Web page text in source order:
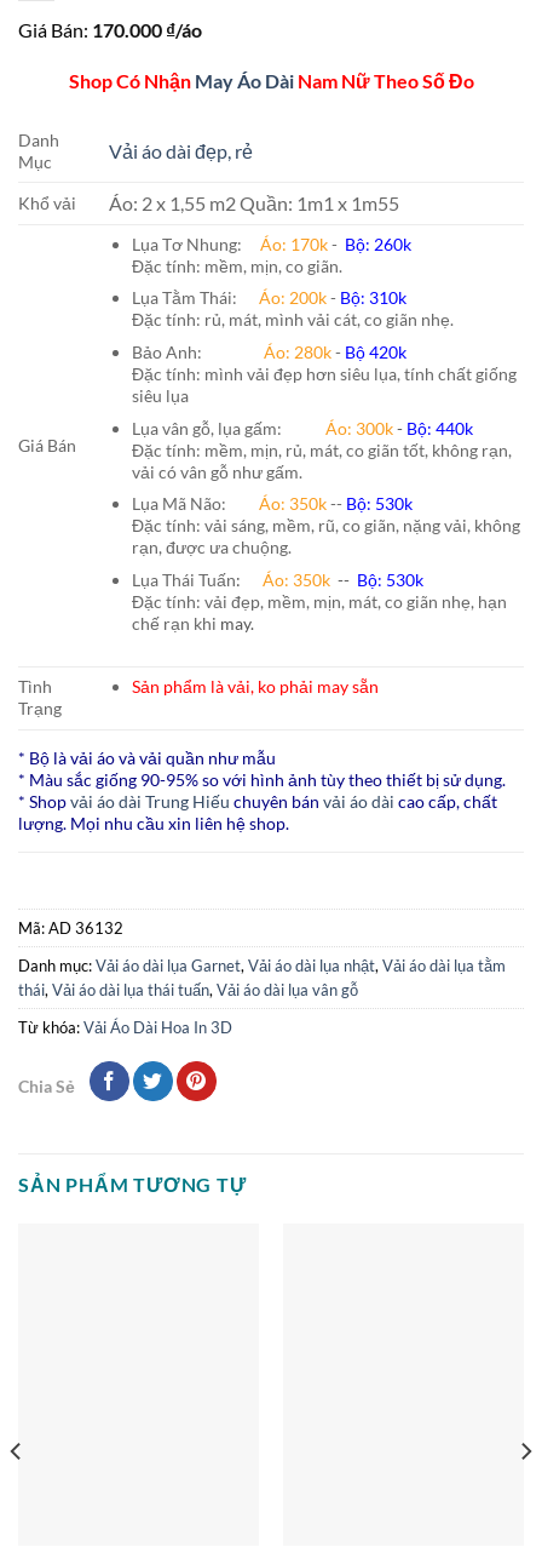
Giá Bán: 170.000 ₫/áo
Shop Có Nhận May Áo DàiNam Nữ Theo Số Đo
Danh
Mục
Vải áo dài đẹp, rẻ
Khổ vải Áo: 2 x 1,55 m2 Quần: 1m1 x 1m55
Giá Bán
Lụa Tơ Nhung: Áo: 170k- Bộ: 260k
Đặc tính: mềm, mịn, co giãn.
Lụa Tằm Thái: Áo: 200k- Bộ: 310k
Đặc tính: rủ, mát, mình vải cát, co giãn nhẹ.
Bảo Anh: Áo: 280k- Bộ 420k
Đặc tính: mình vải đẹp hơn siêu lụa, tính chất giống
siêu lụa
Lụa vân gỗ, lụa gấm: Áo: 300k- Bộ: 440k
Đặc tính: mềm, mịn, rủ, mát, co giãn tốt, không rạn,
vải có vân gỗ như gấm.
Lụa Mã Não: Áo: 350k-- Bộ: 530k
Đặc tính: vải sáng, mềm, rũ, co giãn, nặng vải, không
rạn, được ưa chuộng.
Lụa Thái Tuấn: Áo: 350k-- Bộ: 530k
Đặc tính: vải đẹp, mềm, mịn, mát, co giãn nhẹ, hạn
chế rạn khi may.
Tình
Trạng
Sản phẩm là vải, ko phải may sẵn
* Bộ là vải áo và vải quần như mẫu
* Màu sắc giống 90-95% so với hình ảnh tùy theo thiết bị sử dụng.
* Shopvải áo dài Trung Hiếu chuyên bán vải áo dài cao cấp, chất
lượng. Mọi nhu cầu xin liên hệ shop.
Mã:AD 36132
Danh mục:Vải áo dài lụa Garnet, Vải áo dài lụa nhật, Vải áo dài lụa tằm
thái, Vải áo dài lụa thái tuấn, Vải áo dài lụa vân gỗ
Từ khóa:Vải Áo Dài Hoa In 3D
Chia Sẻ
SẢN PHẨM TƯƠNG TỰ